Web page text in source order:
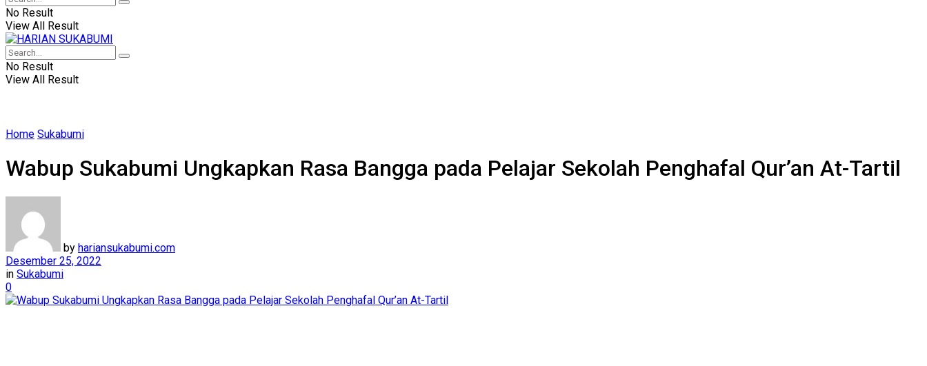
No Result
View All Result
No Result
View All Result
Home Sukabumi
Wabup Sukabumi Ungkapkan Rasa Bangga pada Pelajar Sekolah Penghafal Qur’an At-Tartil
by hariansukabumi.com
Desember 25, 2022
in Sukabumi
0